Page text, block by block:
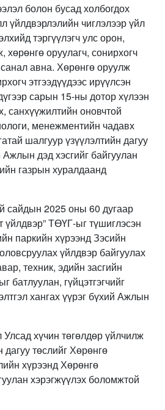
болон бусад холбогдох
үйлдвэрлэлийн чиглэлээр үйл
тэргүүлэгч улс орон,
хөрөнгө оруулагч, сонирхогч
санал авна. Хөрөнгө оруулж
этгээдүүдээс ирүүлсэн
сарын 15-ны дотор хүлээн
санхүүжилтийн оновчтой
менежментийн чадавх
шалгуур үзүүлэлтийн дагуу
Ажлын дэд хэсгийг байгуулан
газрын хуралдаанд
сайдын 2025 оны 60 дугаар
ТӨҮГ-ыг түшиглэсэн
паркийн хүрээнд Зэсийн
үйлдвэр байгуулах
техник, эдийн засгийн
батлуулан, гүйцэтгэгчийг
хангах үүрэг бүхий Ажлын
хүчин төгөлдөр үйлчилж
төслийг Хөрөнгө
хүрээнд Хөрөнгө
хэрэгжүүлэх боломжтой